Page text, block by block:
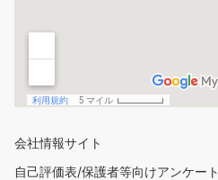
会社情報サイト
自己評価表/保護者等向けアンケート